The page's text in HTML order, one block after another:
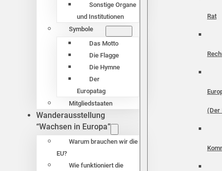
Sonstige Organe
und Institutionen
Symbole
Das Motto
Die Flagge
Die Hymne
Der
Europatag
Mitgliedstaaten
Wanderausstellung
“Wachsen in Europa”
Warum brauchen wir die
EU?
Wie funktioniert die
Rat
(Der